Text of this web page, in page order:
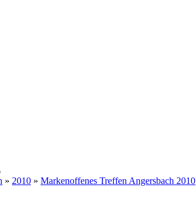
» 2010 » Markenoffenes Treffen Angersbach 2010